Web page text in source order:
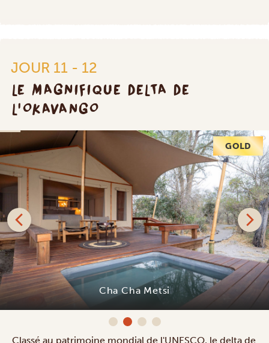
JOUR 11 - 12
LE MAGNIFIQUE DELTA DE
L'OKAVANGO
GOLD
Cha Cha Metsi
Classé au patrimoine mondial de l'UNESCO, le delta de